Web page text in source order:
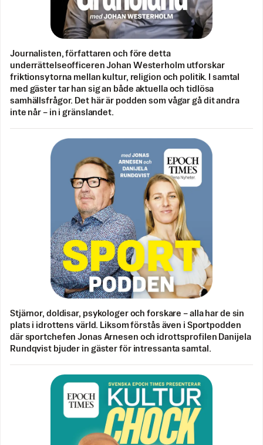
Journalisten, författaren och före detta
underrättelseofficeren Johan Westerholm utforskar
friktionsytorna mellan kultur, religion och politik. I samtal
med gäster tar han sig an både aktuella och tidlösa
samhällsfrågor. Det här är podden som vågar gå dit andra
inte når – in i gränslandet.
Stjärnor, doldisar, psykologer och forskare – alla har de sin
plats i idrottens värld. Liksom förstås även i Sportpodden
där sportchefen Jonas Arnesen och idrottsprofilen Danijela
Rundqvist bjuder in gäster för intressanta samtal.